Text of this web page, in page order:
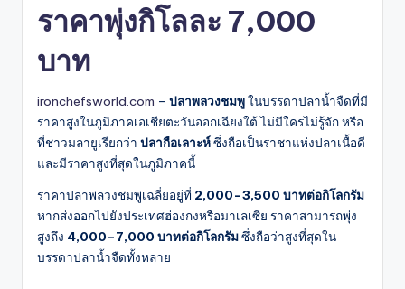
ราคาพุ่งกิโลละ 7,000
บาท
ironchefsworld.com – ปลาพลวงชมพูในบรรดาปลาน้ำจืดที่มี
ราคาสูงในภูมิภาคเอเชียตะวันออกเฉียงใต้ ไม่มีใครไม่รู้จัก หรือ
ที่ชาวมลายูเรียกว่า ปลากือเลาะห์ซึ่งถือเป็นราชาแห่งปลาเนื้อดี
และมีราคาสูงที่สุดในภูมิภาคนี้
ราคาปลาพลวงชมพูเฉลี่ยอยู่ที่ 2,000–3,500 บาทต่อกิโลกรัม
หากส่งออกไปยังประเทศฮ่องกงหรือมาเลเซีย ราคาสามารถพุ่ง
สูงถึง 4,000–7,000 บาทต่อกิโลกรัมซึ่งถือว่าสูงที่สุดใน
บรรดาปลาน้ำจืดทั้งหลาย